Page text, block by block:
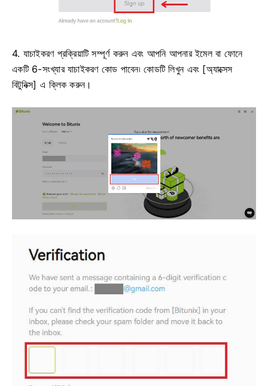
4. যাচাইকরণ প্রক্রিয়াটি সম্পূর্ণ করুন এবং আপনি আপনার ইমেল বা ফোনে
একটি 6-সংখ্যার যাচাইকরণ কোড পাবেন৷কোডটি লিখুন এবং [অ্যাক্সেস
বিটুনিক্স] এ ক্লিক করুন।